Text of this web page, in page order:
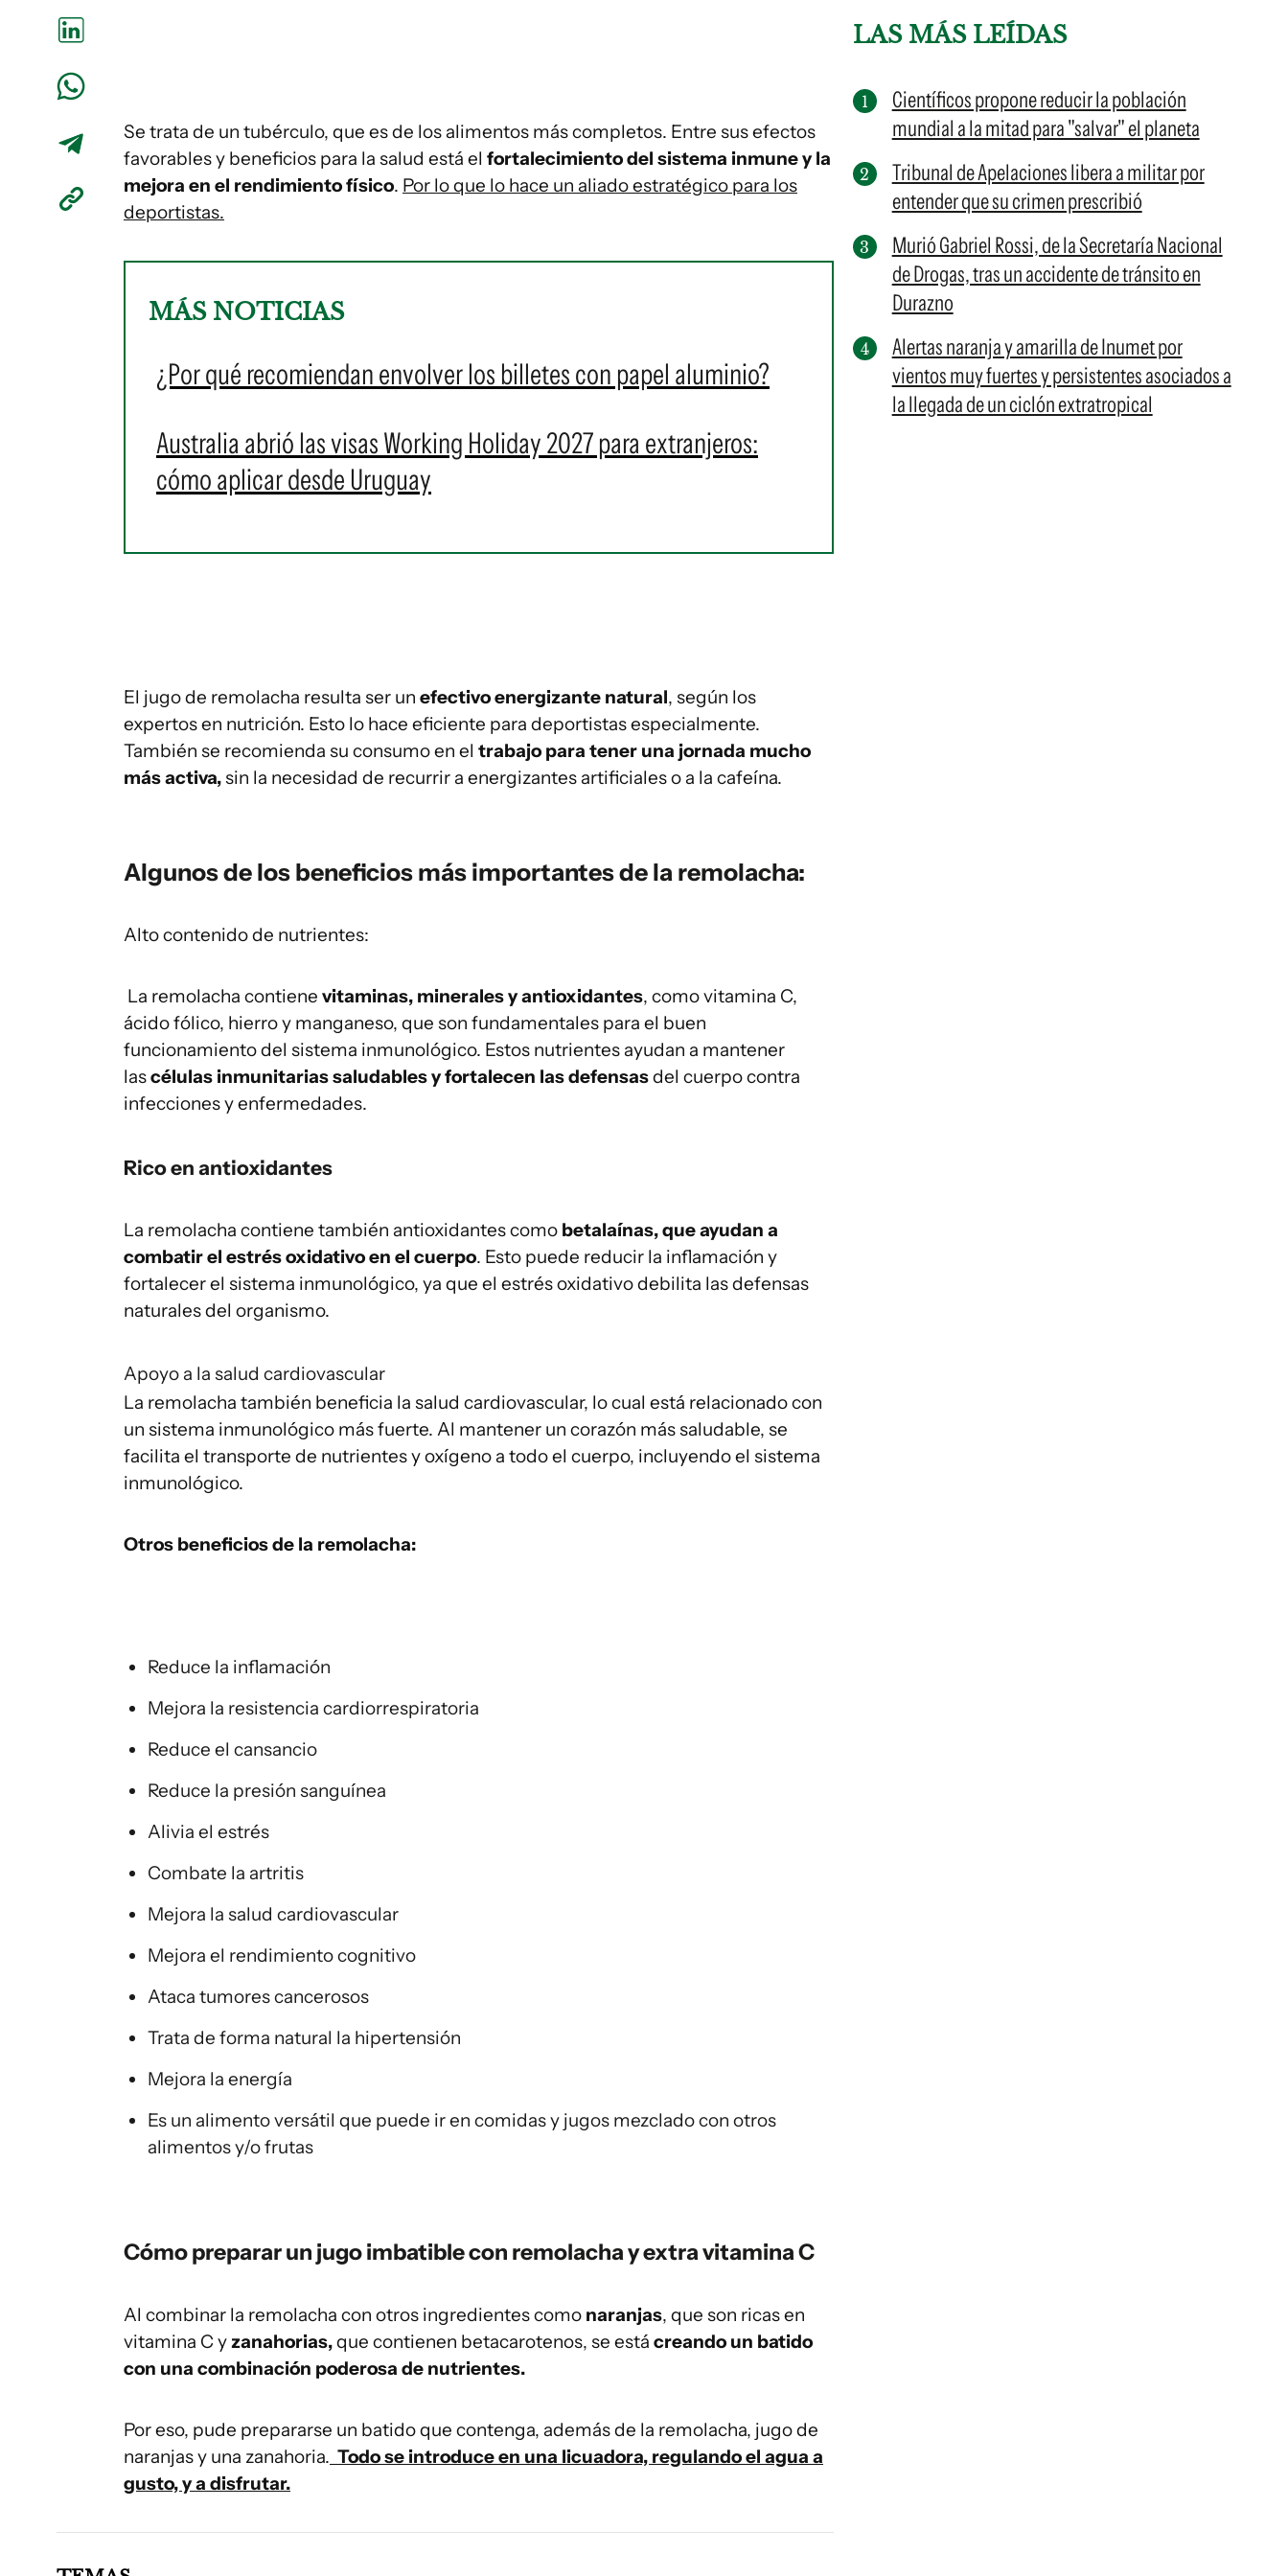
Se trata de un tubérculo, que es de los alimentos más completos. Entre sus efectos
favorables y beneficios para la salud está el fortalecimiento del sistema inmune y la
mejora en el rendimiento físico. Por lo que lo hace un aliado estratégico para los
deportistas.
MÁS NOTICIAS
¿Por qué recomiendan envolver los billetes con papel aluminio?
Australia abrió las visas Working Holiday 2027 para extranjeros:
cómo aplicar desde Uruguay
El jugo de remolacha resulta ser un efectivo energizante natural, según los
expertos en nutrición. Esto lo hace eficiente para deportistas especialmente.
También se recomienda su consumo en el trabajo para tener una jornada mucho
más activa,sin la necesidad de recurrir a energizantes artificiales o a la cafeína.
Algunos de los beneficios más importantes de la remolacha:
Alto contenido de nutrientes:
La remolacha contiene vitaminas, minerales y antioxidantes, como vitamina C,
ácido fólico, hierro y manganeso, que son fundamentales para el buen
funcionamiento del sistema inmunológico. Estos nutrientes ayudan a mantener
lascélulas inmunitarias saludables y fortalecen las defensasdel cuerpo contra
infecciones y enfermedades.
Rico en antioxidantes
La remolacha contiene también antioxidantes como betalaínas, que ayudan a
combatir el estrés oxidativo en el cuerpo. Esto puede reducir la inflamación y
fortalecer el sistema inmunológico, ya que el estrés oxidativo debilita las defensas
naturales del organismo.
Apoyo a la salud cardiovascular
La remolacha también beneficia la salud cardiovascular, lo cual está relacionado con
un sistema inmunológico más fuerte. Al mantener un corazón más saludable, se
facilita el transporte de nutrientes y oxígeno a todo el cuerpo, incluyendo el sistema
inmunológico.
Otros beneficios de la remolacha:
Reduce la inflamación
Mejora la resistencia cardiorrespiratoria
Reduce el cansancio
Reduce la presión sanguínea
Alivia el estrés
Combate la artritis
Mejora la salud cardiovascular
Mejora el rendimiento cognitivo
Ataca tumores cancerosos
Trata de forma natural la hipertensión
Mejora la energía
Es un alimento versátil que puede ir en comidas y jugos mezclado con otros
alimentos y/o frutas
Cómo preparar un jugo imbatible con remolacha y extra vitamina C
Al combinar la remolacha con otros ingredientes como naranjas, que son ricas en
vitamina C yzanahorias,que contienen betacarotenos, se está creando un batido
con una combinación poderosa de nutrientes.
Por eso, pude prepararse un batido que contenga, además de la remolacha, jugo de
naranjas y una zanahoria. Todo se introduce en una licuadora, regulando el agua a
gusto, y a disfrutar.
LAS MÁS LEÍDAS
Científicos propone reducir la población
mundial a la mitad para "salvar" el planeta
Tribunal de Apelaciones libera a militar por
entender que su crimen prescribió
Murió Gabriel Rossi, de la Secretaría Nacional
de Drogas, tras un accidente de tránsito en
Durazno
Alertas naranja y amarilla de Inumet por
vientos muy fuertes y persistentes asociados a
la llegada de un ciclón extratropical